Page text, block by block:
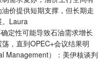
价提供短期支撑，但长期走
。Laura
定性可能导致石油需求增长
，直到OPEC+会议结果明
Management）：美伊核谈判